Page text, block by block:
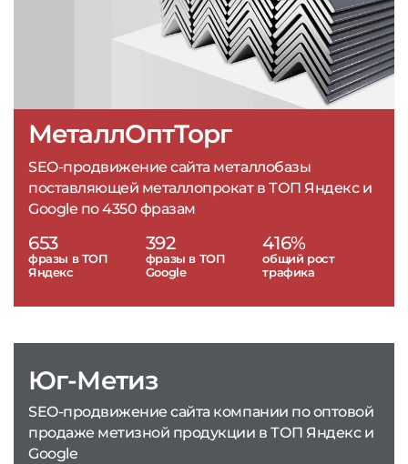
МеталлОптТорг
SEO-продвижение сайта металлобазы
поставляющей металлопрокат в ТОП Яндекс и
Google по 4350 фразам
653
фразы в ТОП
Яндекс
392
фразы в ТОП
Google
416%
общий рост
трафика
Юг-Метиз
SEO-продвижение сайта компании по оптовой
продаже метизной продукции в ТОП Яндекс и
Google